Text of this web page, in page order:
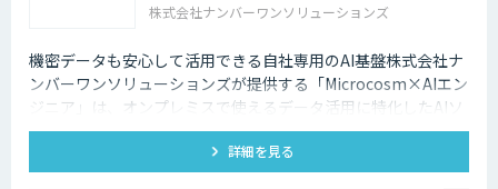
株式会社ナンバーワンソリューションズ
機密データも安心して活用できる自社専用のAI基盤株式会社ナ
ンバーワンソリューションズが提供する「Microcosm×AIエン
ジニア」は、オンプレミスで使えるデータ活用に特化したAIソ
リューションをAIエンジニアが貴社の課題に合わせてカスタマ
イズするサービスです。社内に眠るデータを「会社の資産」と
して生まれ変わらせることができます。
詳細を見る